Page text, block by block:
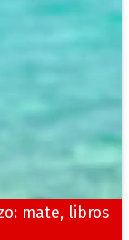
mate, libros